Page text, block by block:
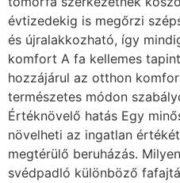
évtizedekig is megőrzi
és újralakkozható, így
komfort A fa kellemes
hozzájárul az otthon
természetes módon
Értéknövelő hatás Egy
növelheti az ingatlan
megtérülő beruházás.
svédpadló különböző